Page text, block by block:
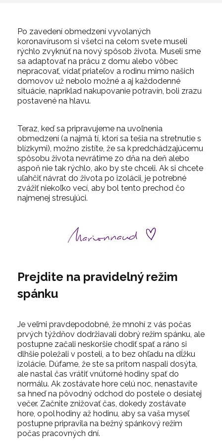
Po zavedení obmedzení vyvolaných
koronavírusom si všetci na celom svete museli
rýchlo zvyknúť na nový spôsob života. Museli sme
sa adaptovať na prácu z domu alebo vôbec
nepracovať, vídať priateľov a rodinu mimo našich
domovov už nebolo možné a aj každodenné
situácie, napríklad nakupovanie potravín, boli zrazu
postavené na hlavu.
Teraz, keď sa pripravujeme na uvoľnenia
obmedzení (a najmä tí, ktorí sa tešia na stretnutie s
blízkymi), možno zistíte, že sa k predchádzajúcemu
spôsobu života nevrátime zo dňa na deň alebo
aspoň nie tak rýchlo, ako by ste chceli. Ak si chcete
uľahčiť návrat do života po izolácii, je potrebné
zvážiť niekoľko vecí, aby bol tento prechod čo
najmenej stresujúci.
Prejdite na pravidelný režim
spánku
Je veľmi pravdepodobné, že mnohí z vás počas
prvých týždňov dodržiavali dobrý režim spánku, ale
postupne začali neskoršie chodiť spať a ráno si
dlhšie poležali v posteli, a to bez ohľadu na dĺžku
izolácie. Dúfame, že ste sa pritom naspali dosýta,
ale nastal čas vrátiť vnútorné hodiny spať do
normálu. Ak zostávate hore celú noc, nenastavíte
sa hneď na pôvodný odchod do postele o desiatej
večer. Začnite znižovať čas, dokedy zostávate
hore, o pol hodiny až hodinu, aby sa vaša myseľ
postupne pripravila na bežný spánkový režim
počas pracovných dní.